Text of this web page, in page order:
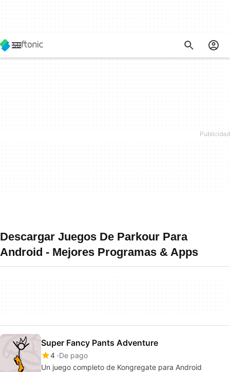
Descargar Juegos De Parkour Para
Android - Mejores Programas & Apps
Super Fancy Pants Adventure
4 De pago
Un juego completo de Kongregate para Android